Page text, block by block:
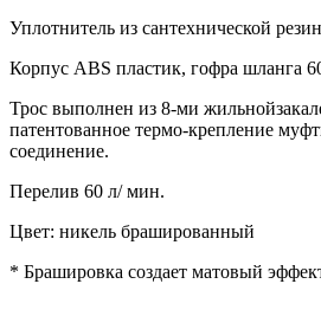
Уплотнитель из сантехнической
Корпус ABS пластик, гофра шланга
Трос выполнен из 8-ми
патентованное термо-крепление
соединение.
Перелив 60 л/ мин.
Цвет: никель брашированный
* Брашировка создает матовый